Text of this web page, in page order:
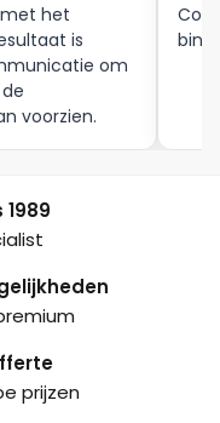
het
is
om
voorzien.
prijzen